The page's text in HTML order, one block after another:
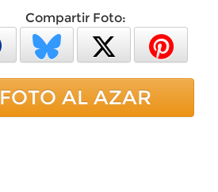
Compartir Foto:
FOTO AL AZAR